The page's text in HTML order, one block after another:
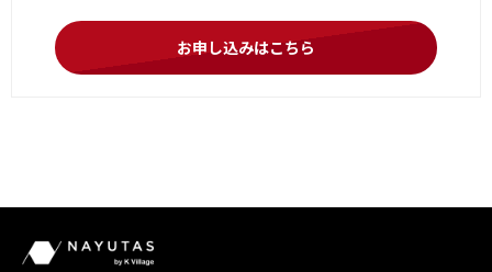
お申し込みはこちら